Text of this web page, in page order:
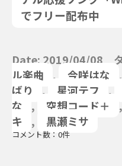
でフリー配布中
Date: 2019/04/08
ル楽曲
, 今咲はな ,
ばり
, 星河テフ ,
な
, 空想コード＋ ,
キ
, 黒瀬ミサ
コメント数：0件